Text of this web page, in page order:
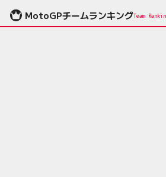
MotoGPチームランキングTeam